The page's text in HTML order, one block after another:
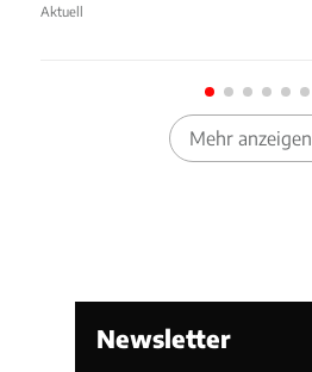
Aktuell
Mehr anzeigen
Newsletter